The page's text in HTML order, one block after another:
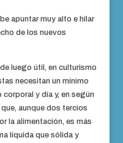
apuntar muy alto e hilar
de los nuevos
luego útil, en culturismo
necesitan un mínimo
y día y, en según
aunque dos tercios
la alimentación, es más
líquida que sólida y